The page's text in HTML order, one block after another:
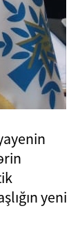
yeni